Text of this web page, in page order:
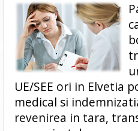
UE/SEE ori in Elvetia
medical si
revenirea in tara,